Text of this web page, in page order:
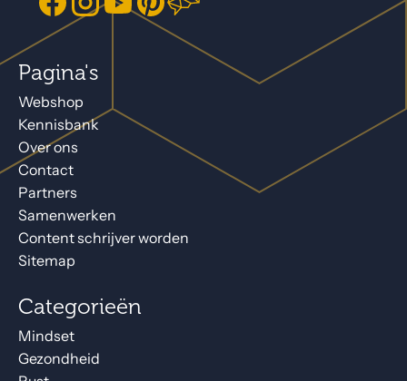
Pagina's
Webshop
Kennisbank
Over ons
Contact
Partners
Samenwerken
Content schrijver worden
Sitemap
Categorieën
Mindset
Gezondheid